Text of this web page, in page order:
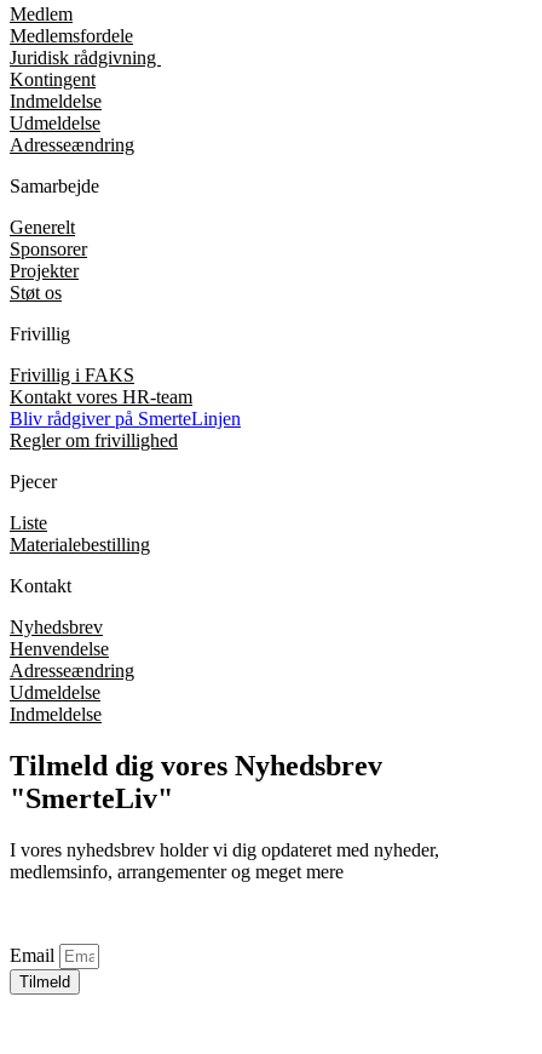
Medlem
Medlemsfordele
Juridisk rådgivning
Kontingent
Indmeldelse
Udmeldelse
Adresseændring
Samarbejde
Generelt
Sponsorer
Projekter
Støt os
Frivillig
Frivillig i FAKS
Kontakt vores HR-team
Bliv rådgiver på SmerteLinjen
Regler om frivillighed
Pjecer
Liste
Materialebestilling
Kontakt
Nyhedsbrev
Henvendelse
Adresseændring
Udmeldelse
Indmeldelse
Tilmeld dig vores Nyhedsbrev
"SmerteLiv"
I vores nyhedsbrev holder vi dig opdateret med nyheder,
medlemsinfo, arrangementer og meget mere
Email
Tilmeld